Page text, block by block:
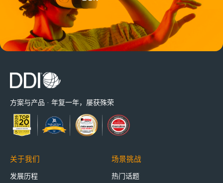
方案与产品 · 年复一年，屡获殊荣
关于我们
发展历程
场景挑战
热门话题